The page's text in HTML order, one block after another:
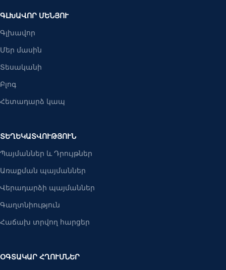
ԳԼԽԱՎՈՐ ՄԵՆՅՈՒ
Գլխավոր
Մեր մասին
Տեսականի
Բլոգ
Հետադարձ կապ
ՏԵՂԵԿԱՏՎՈՒԹՅՈՒՆ
Պայմաններ և Դրույթներ
Առաքման պայմաններ
Վերադարձի պայմաններ
Գաղտնիություն
Հաճախ տրվող հարցեր
ՕԳՏԱԿԱՐ ՀՂՈՒՄՆԵՐ